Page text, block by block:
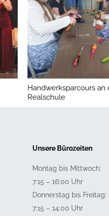
Handwerksparcours
Realschule
Unsere Bürozeiten
Montag bis Mittwoch:
7:15 – 16:00 Uhr
Donnerstag bis Freitag:
7:15 – 14:00 Uhr